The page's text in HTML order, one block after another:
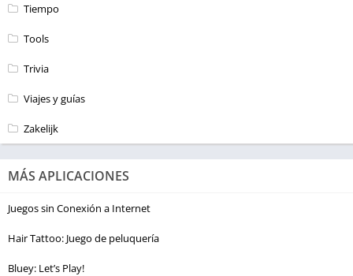
Tiempo
Tools
Trivia
Viajes y guías
Zakelijk
MÁS APLICACIONES
Juegos sin Conexión a Internet
Hair Tattoo: Juego de peluquería
Bluey: Let’s Play!